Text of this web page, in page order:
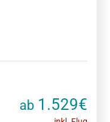
ab1.529€